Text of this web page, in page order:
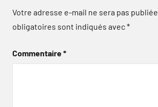
Votre adresse e-mail ne sera pas publiée.
obligatoires sont indiqués avec*
Commentaire*